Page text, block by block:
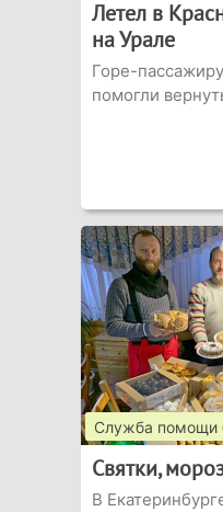
Летел в
на Урале
Горе-
помогли
Служба помощи
Святки,
В